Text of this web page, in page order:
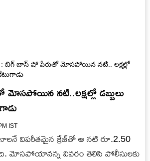
నటి..లక్షల్లో డబ్బులు
IST
విపరీతమైన క్రేజ్‌తో ఆ నటి రూ.2.50
మోసపోయానన్న వివరం తెలిసి పోలీసులకు